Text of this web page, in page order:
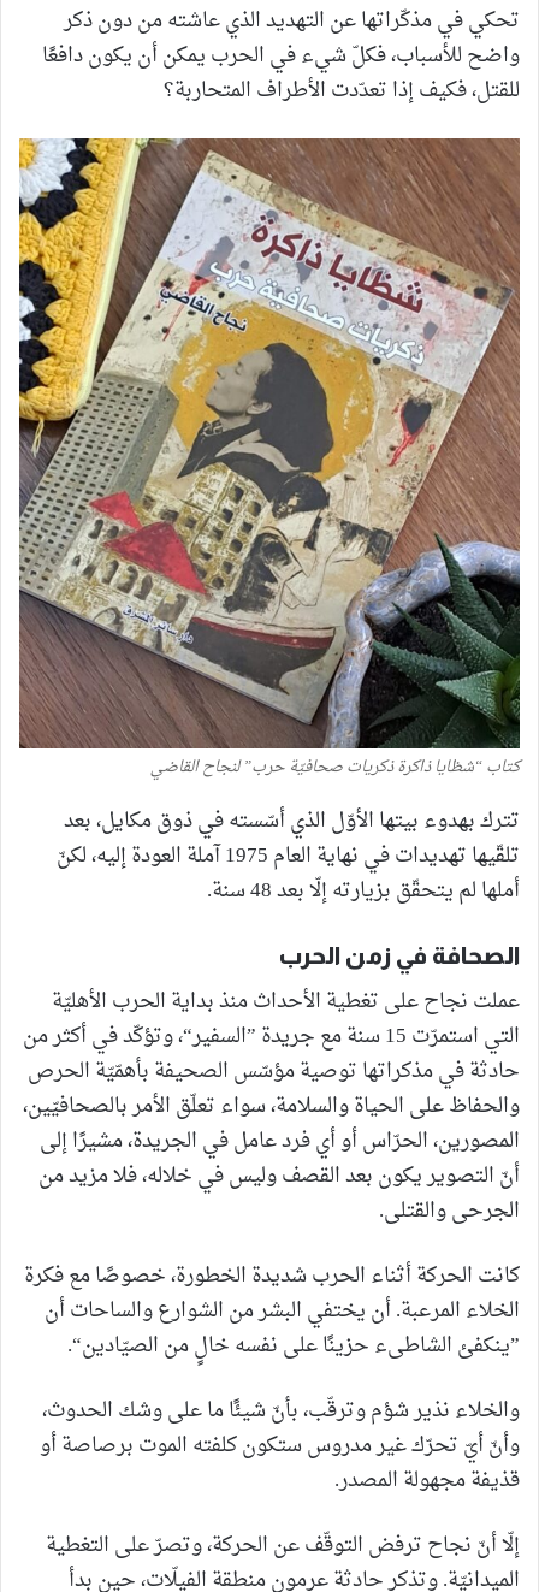
تحكي في مذكّراتها عن التهديد الذي عاشته من دون ذكر
واضح للأسباب، فكلّ شيء في الحرب يمكن أن يكون دافعًا
للقتل، فكيف إذا تعدّدت الأطراف المتحاربة؟
كتاب “شظايا ذاكرة ذكريات صحافيّة حرب” لنجاح القاضي
تترك بهدوء بيتها الأوّل الذي أسّسته في ذوق مكايل، بعد
تلقّيها تهديدات في نهاية العام 1975 آملة العودة إليه، لكنّ
أملها لم يتحقّق بزيارته إلّا بعد 48 سنة.
الصحافة في زمن الحرب
عملت نجاح على تغطية الأحداث منذ بداية الحرب الأهليّة
التي استمرّت 15 سنة مع جريدة ”السفير“، وتؤكّد في أكثر من
حادثة في مذكراتها توصية مؤسّس الصحيفة بأهمّيّة الحرص
والحفاظ على الحياة والسلامة، سواء تعلّق الأمر بالصحافيّين،
المصورين، الحرّاس أو أي فرد عامل في الجريدة، مشيرًا إلى
أنّ التصوير يكون بعد القصف وليس في خلاله، فلا مزيد من
الجرحى والقتلى.
كانت الحركة أثناء الحرب شديدة الخطورة، خصوصًا مع فكرة
الخلاء المرعبة. أن يختفي البشر من الشوارع والساحات أن
”ينكفئ الشاطىء حزينًا على نفسه خالٍ من الصيّادين“.
والخلاء نذير شؤم وترقّب، بأنّ شيئًا ما على وشك الحدوث،
وأنّ أيّ تحرّك غير مدروس ستكون كلفته الموت برصاصة أو
قذيفة مجهولة المصدر.
إلّا أنّ نجاح ترفض التوقّف عن الحركة، وتصرّ على التغطية
الميدانيّة. وتذكر حادثة عرمون منطقة الفيلّات، حين بدأ